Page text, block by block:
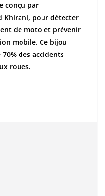
conçu par
Khirani, pour détecter
de moto et prévenir
mobile. Ce bijou
des accidents
roues.